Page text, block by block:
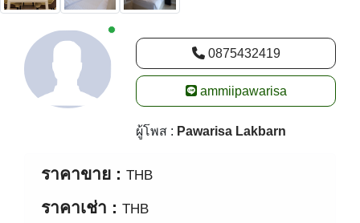
New alerts
0875432419
ammiipawarisa
ผู้โพส : Pawarisa Lakbarn
ราคาขาย : THB
ราคาเช่า : THB